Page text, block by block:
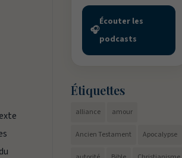
🎧
Écouter les
podcasts
Étiquettes
alliance amour
Ancien Testament Apocalypse